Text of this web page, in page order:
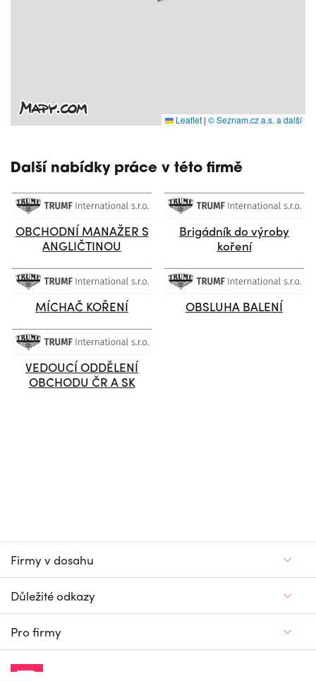
Leaflet | © Seznam.cz a.s. a další
Další nabídky práce v této firmě
OBCHODNÍ MANAŽER S
ANGLIČTINOU
Brigádník do výroby
koření
MÍCHAČ KOŘENÍ OBSLUHA BALENÍ
VEDOUCÍ ODDĚLENÍ
OBCHODU ČR A SK
Firmy v dosahu
Důležité odkazy
Pro firmy